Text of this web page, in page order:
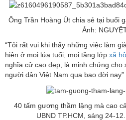
Ông Trần Hoàng Út chia sẻ tại buổi
Ảnh:
“Tôi rất vui khi thấy những việc làm
hiện ở mọi lứa tuổi, mọi tầng lớp xã
nghĩa cử cao đẹp, là minh chứng cho
người dân Việt Nam qua bao đời
40 tấm gương thầm lặng mà cao cả
UBND TP.HCM, sáng 24-